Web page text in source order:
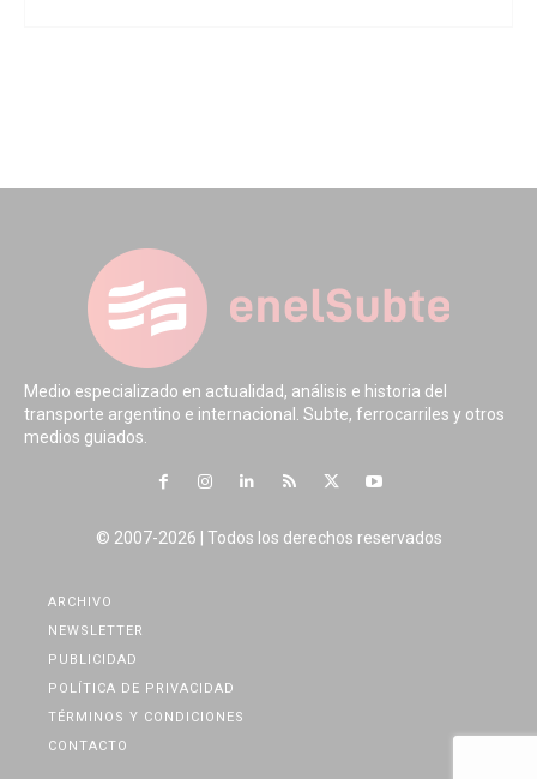
Medio especializado en actualidad, análisis e historia del
transporte argentino e internacional. Subte, ferrocarriles y otros
medios guiados.
© 2007-2026 | Todos los derechos reservados
ARCHIVO
NEWSLETTER
PUBLICIDAD
POLÍTICA DE PRIVACIDAD
TÉRMINOS Y CONDICIONES
CONTACTO